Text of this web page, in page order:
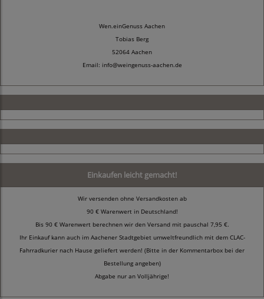
Wen.einGenuss Aachen
Tobias Berg
52064 Aachen
Email: info@weingenuss-aachen.de
Einkaufen leicht gemacht!
Wir versenden ohne Versandkosten ab
90 € Warenwert in Deutschland!
Bis 90 € Warenwert berechnen wir den Versand mit pauschal 7,95 €.
Ihr Einkauf kann auch im Aachener Stadtgebiet umweltfreundlich mit dem CLAC-
Fahrradkurier nach Hause geliefert werden! (Bitte in der Kommentarbox bei der
Bestellung angeben)
Abgabe nur an Volljährige!